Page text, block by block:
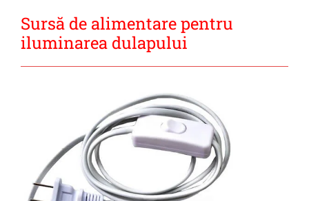
Sursă de alimentare pentru
iluminarea dulapului